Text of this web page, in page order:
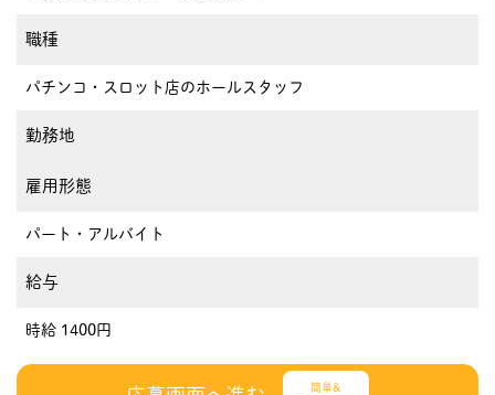
職種
パチンコ・スロット店のホールスタッフ
勤務地
雇用形態
パート・アルバイト
給与
時給 1400円
簡単&